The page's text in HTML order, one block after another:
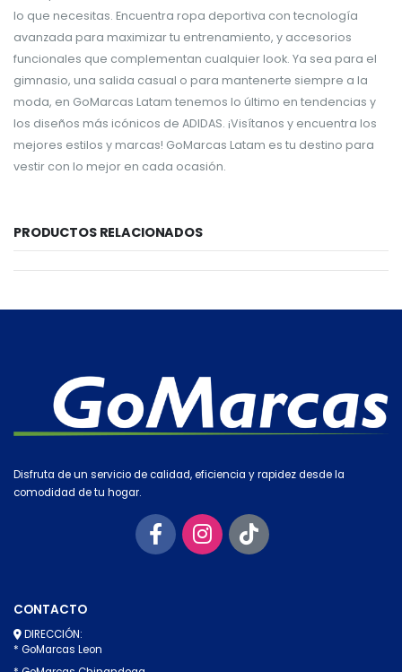
lo que necesitas. Encuentra ropa deportiva con tecnología
avanzada para maximizar tu entrenamiento, y accesorios
funcionales que complementan cualquier look. Ya sea para el
gimnasio, una salida casual o para mantenerte siempre a la
moda, en GoMarcas Latam tenemos lo último en tendencias y
los diseños más icónicos de ADIDAS. ¡Visítanos y encuentra los
mejores estilos y marcas! GoMarcas Latam es tu destino para
vestir con lo mejor en cada ocasión.
PRODUCTOS RELACIONADOS
Disfruta de un servicio de calidad, eficiencia y rapidez desde la
comodidad de tu hogar.
CONTACTO
DIRECCIÓN:
* GoMarcas Leon